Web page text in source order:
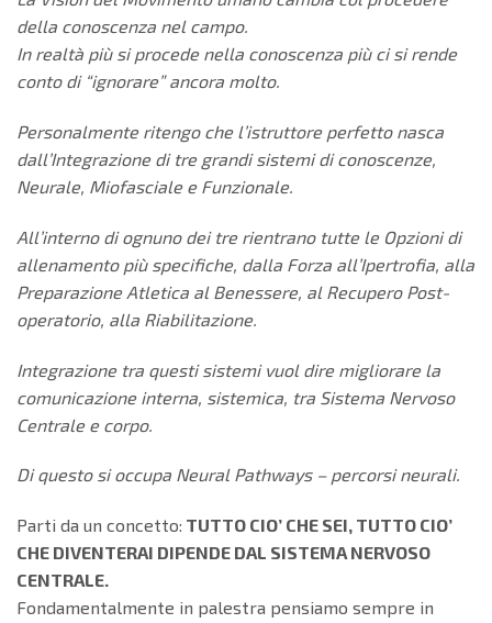
della conoscenza nel campo.
In realtà più si procede nella conoscenza più ci si rende
conto di “ignorare” ancora molto.
Personalmente ritengo che l’istruttore perfetto nasca
dall’Integrazione di tre grandi sistemi di conoscenze,
Neurale, Miofasciale e Funzionale.
All’interno di ognuno dei tre rientrano tutte le Opzioni di
allenamento più specifiche, dalla Forza all’Ipertrofia, alla
Preparazione Atletica al Benessere, al Recupero Post-
operatorio, alla Riabilitazione.
Integrazione tra questi sistemi vuol dire migliorare la
comunicazione interna, sistemica, tra Sistema Nervoso
Centrale e corpo.
Di questo si occupa Neural Pathways – percorsi neurali.
Parti da un concetto: TUTTO CIO’ CHE SEI, TUTTO CIO’
CHE DIVENTERAI DIPENDE DAL SISTEMA NERVOSO
CENTRALE.
Fondamentalmente in palestra pensiamo sempre in